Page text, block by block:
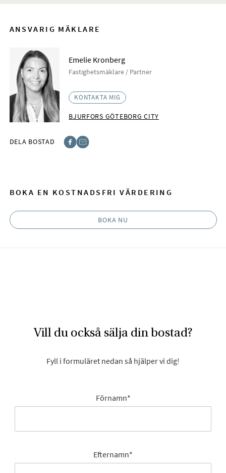
ANSVARIG MÄKLARE
Emelie Kronberg
Fastighetsmäklare / Partner
KONTAKTA MIG
BJURFORS GÖTEBORG CITY
DELA BOSTAD
BOKA EN KOSTNADSFRI VÄRDERING
BOKA NU
Vill du också sälja din bostad?
Fyll i formuläret nedan så hjälper vi dig!
Förnamn*
Efternamn*